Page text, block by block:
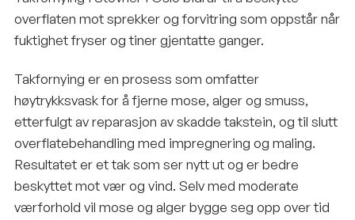
overflaten mot sprekker og forvitring som oppstår når
fuktighet fryser og tiner gjentatte ganger.
Takfornying er en prosess som omfatter
høytrykksvask for å fjerne mose, alger og smuss,
etterfulgt av reparasjon av skadde takstein, og til slutt
overflatebehandling med impregnering og maling.
Resultatet er et tak som ser nytt ut og er bedre
beskyttet mot vær og vind. Selv med moderate
værforhold vil mose og alger bygge seg opp over tid